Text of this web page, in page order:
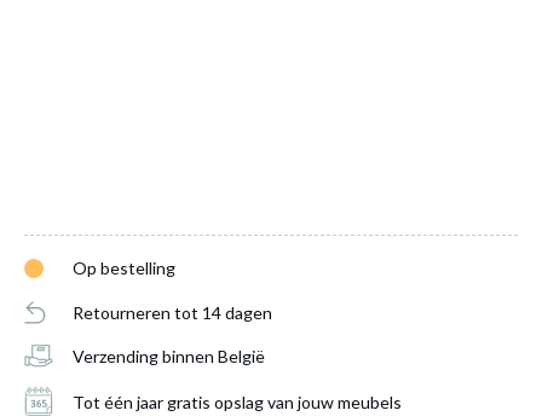
Op bestelling
Retourneren tot 14 dagen
Verzending binnen België
Tot één jaar gratis opslag van jouw meubels
Slaapkamer IMPERIUM: Kleerkast 250cm +
Bed 160x200 + Commode + 2x Nachttafels